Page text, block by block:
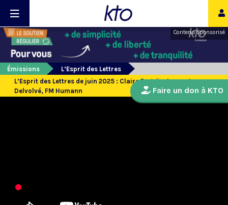
Contenu sponsorisé
Émissions
L’Esprit des Lettres
L’Esprit des Lettres de juin 2025 : Claire Reggio, Laurent
Delvolvé, FM Humann
Faire un don à KTO